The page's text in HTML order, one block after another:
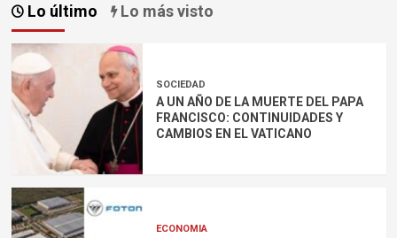
Lo último Lo más visto
SOCIEDAD
A UN AÑO DE LA MUERTE DEL PAPA
FRANCISCO: CONTINUIDADES Y
CAMBIOS EN EL VATICANO
ECONOMIA